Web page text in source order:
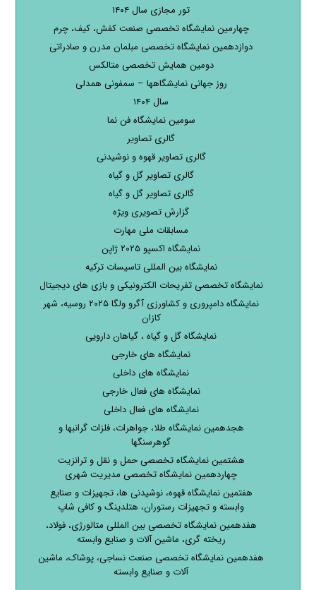
تور مجازی سال ۱۴۰۴
چهارمین نمایشگاه تخصصی صنعت کفش، کیف، چرم
دوازدهمین نمایشگاه تخصصی مبلمان مدرن و صادراتی
دومین همایش تخصصی متالکس
روز جهانی نمایشگاهها – سمفونی همدلی
سال ۱۴۰۴
سومین نمایشگاه فن نما
گالری تصاویر
گالری تصاویر قهوه و نوشیدنی
گالری تصاویر گل و گیاه
گالری تصاویر گل و گیاه
گزارش تصویری ویژه
مسابقات ملی مهارت
نمایشگاه اکسپو ۲۰۲۵ ژاپن
نمایشگاه بین المللی تاسیسات ترکیه
نمایشگاه تخصصی تفریحات الکترونیکی و بازی های دیجیتال
نمایشگاه دامپروری و کشاورزی آگرو ولگا ۲۰۲۵ روسیه، شهر
کازان
نمایشگاه گل و گیاه ، گیاهان دارویی
نمایشگاه های خارجی
نمایشگاه های داخلی
نمایشگاه های فعال خارجی
نمایشگاه های فعال داخلی
هجدهمین نمایشگاه طلا، جواهرات، فلزات گرانبها و
گوهرسنگها
هشتمین نمایشگاه تخصصی حمل و نقل و ترانزیت
چهاردهمین نمایشگاه تخصصی مدیریت شهری
هفتمین نمایشگاه قهوه، نوشیدنی ها، تجهیزات و صنایع
وابسته و تجهیزات رستوران، هتلدینگ و کافی شاپ
هفدهمین نمایشگاه تخصصی بین المللی متالورژی، فولاد،
ریخته گری، ماشین آلات و صنایع وابسته
هفدهمین نمایشگاه تخصصی صنعت نساجی، پوشاک، ماشین
آلات و صنایع وابسته